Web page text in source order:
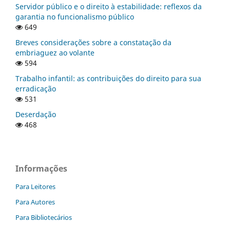
Servidor público e o direito à estabilidade: reflexos da
garantia no funcionalismo público
649
Breves considerações sobre a constatação da
embriaguez ao volante
594
Trabalho infantil: as contribuições do direito para sua
erradicação
531
Deserdação
468
Informações
Para Leitores
Para Autores
Para Bibliotecários